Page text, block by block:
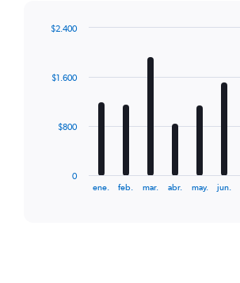
12
The
ene. feb. mar. abr. may. jun.
0
$800
$1.600
$2.400